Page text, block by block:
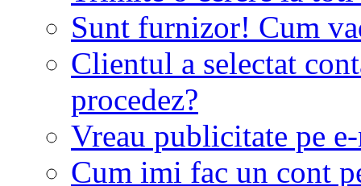
Sunt furnizor! Cum
Clientul a selectat
procedez?
Vreau publicitate pe
Cum imi fac un cont